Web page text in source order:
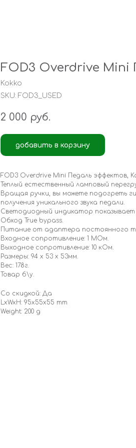
FOD3 Overdrive Mini
Kokko
SKU: FOD3_USED
2 000 руб.
добавить в корзину
FOD3 Overdrive Mini Педаль эффектов,
Теплый естественный ламповый
Вращая ручки, вы можете подогреть
получения уникального звука педали.
Светодиодный индикатор
Обход True bypass.
Питание от адаптера постоянного
Входное сопротивление: 1 МОм.
Выходное сопротивление: 10 кОм.
Размеры: 94 х 53 х 53мм.
Вес: 178г.
Товар б\у.
Со скидкой: Да
LxWxH: 95x55x55 mm
Weight: 200 g